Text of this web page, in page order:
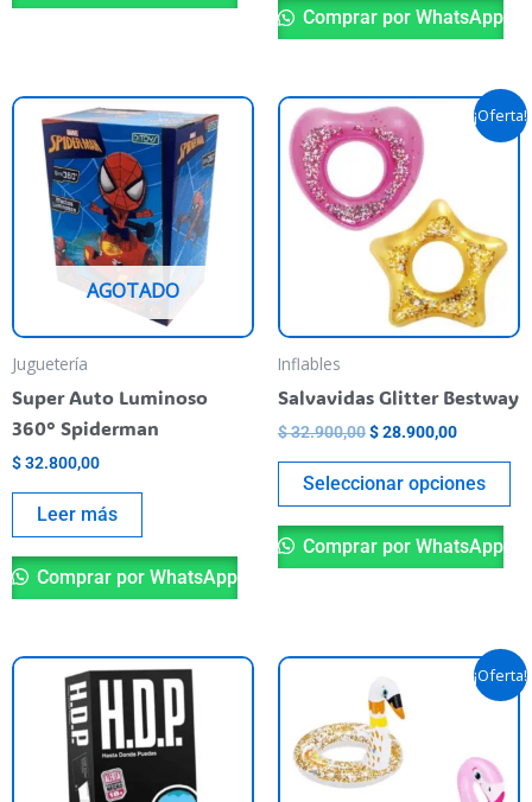
Comprar por WhatsApp
AGOTADO
Juguetería
Super Auto Luminoso
360° Spiderman
$32.800,00
Leer más
Comprar por WhatsApp
¡Oferta!
Inflables
Salvavidas Glitter Bestway
$32.900,00
El
precio
original
era:
$ 32.900,00.
$28.900,00
El
precio
actual
Seleccionar opciones
se
Comprar por WhatsApp
¡Oferta!
El
precio
original
era:
$ 19.500,00.
El
precio
actual